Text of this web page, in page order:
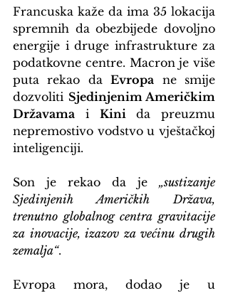
Francuska kaže da ima 35 lokacija
spremnih da obezbijede dovoljno
energije i druge infrastrukture za
podatkovne centre. Macron je više
puta rekao da Evropa ne smije
dozvoliti Sjedinjenim Američkim
Državama i Kini da preuzmu
nepremostivo vodstvo u vještačkoj
inteligenciji.
Son je rekao da je „sustizanje
Sjedinjenih Američkih Država,
trenutno globalnog centra gravitacije
za inovacije, izazov za većinu drugih
zemalja“.
Evropa mora, dodao je u